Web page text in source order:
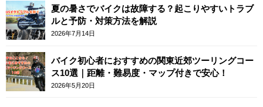
夏の暑さでバイクは故障する？起こりやすいトラブ
ルと予防・対策方法を解説
2026年7月14日
バイク初心者におすすめの関東近郊ツーリングコー
ス10選｜距離・難易度・マップ付きで安心！
2026年5月20日